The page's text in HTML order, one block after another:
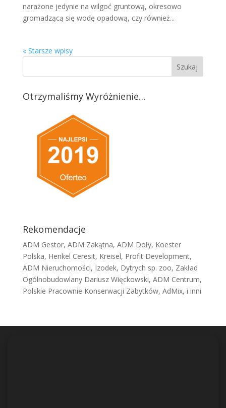
narażone jedynie na wilgoć gruntową, okresowo
gromadzącą się wodę opadową, czy również...
« Starsze wpisy
Otrzymaliśmy Wyróżnienie…
Rekomendacje
ADM Gestor, ADM Zakątna, ADM Doły, Koester
Polska, Henkel Ceresit, Kreisel, Profit Development,
ADM Nieruchomości, Izodek, Dytrych sp. zoo, Zakład
Ogólnobudowlany Dariusz Więckowski, ADM Centrum,
Polskie Pracownie Konserwacji Zabytków, AdMix, i inni